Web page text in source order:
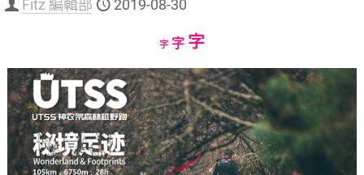
Fitz 編輯部 2019-08-30
字Decrease
size.
字Reset
size.
字Increase
size.